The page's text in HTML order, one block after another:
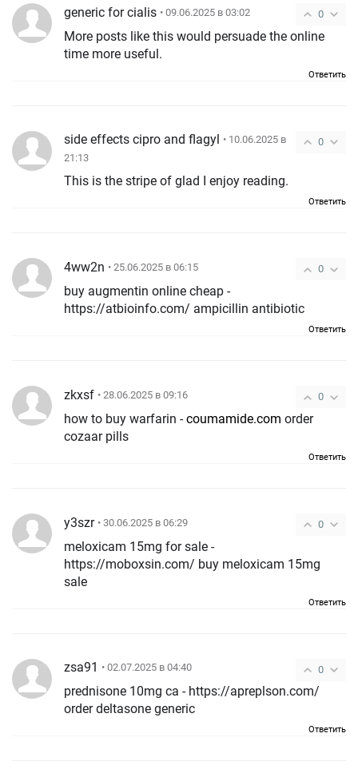
0
generic for cialis • 09.06.2025 в 03:02
More posts like this would persuade the online
time more useful.
Ответить
0
side effects cipro and flagyl • 10.06.2025 в
21:13
This is the stripe of glad I enjoy reading.
Ответить
0
4ww2n • 25.06.2025 в 06:15
buy augmentin online cheap -
https://atbioinfo.com/ ampicillin antibiotic
Ответить
0
zkxsf • 28.06.2025 в 09:16
how to buy warfarin -coumamide.com
cozaar pills
Ответить
0
y3szr • 30.06.2025 в 06:29
meloxicam 15mg for sale -
https://moboxsin.com/ buy meloxicam 15mg
sale
Ответить
0
zsa91 • 02.07.2025 в 04:40
prednisone 10mg ca - https://apreplson.com/
order deltasone generic
Ответить